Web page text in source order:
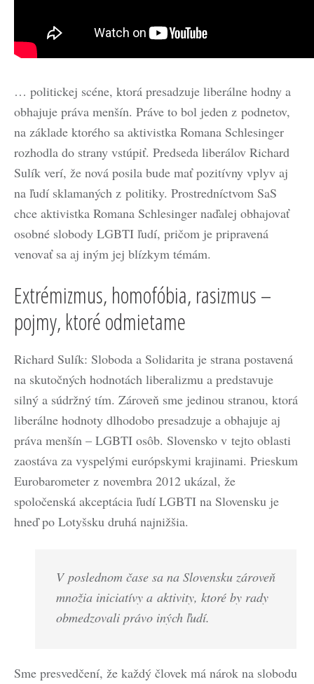
… politickej scéne, ktorá presadzuje liberálne hodny a
obhajuje práva menšín. Práve to bol jeden z podnetov,
na základe ktorého sa aktivistka Romana Schlesinger
rozhodla do strany vstúpiť. Predseda liberálov Richard
Sulík verí, že nová posila bude mať pozitívny vplyv aj
na ľudí sklamaných z politiky. Prostredníctvom SaS
chce aktivistka Romana Schlesinger naďalej obhajovať
osobné slobody LGBTI ľudí, pričom je pripravená
venovať sa aj iným jej blízkym témám.
Extrémizmus, homofóbia, rasizmus –
pojmy, ktoré odmietame
Richard Sulík: Sloboda a Solidarita je strana postavená
na skutočných hodnotách liberalizmu a predstavuje
silný a súdržný tím. Zároveň sme jedinou stranou, ktorá
liberálne hodnoty dlhodobo presadzuje a obhajuje aj
práva menšín – LGBTI osôb. Slovensko v tejto oblasti
zaostáva za vyspelými európskymi krajinami. Prieskum
Eurobarometer z novembra 2012 ukázal, že
spoločenská akceptácia ľudí LGBTI na Slovensku je
hneď po Lotyšsku druhá najnižšia.
V poslednom čase sa na Slovensku zároveň
množia iniciatívy a aktivity, ktoré by rady
obmedzovali právo iných ľudí.
Sme presvedčení, že každý človek má nárok na slobodu